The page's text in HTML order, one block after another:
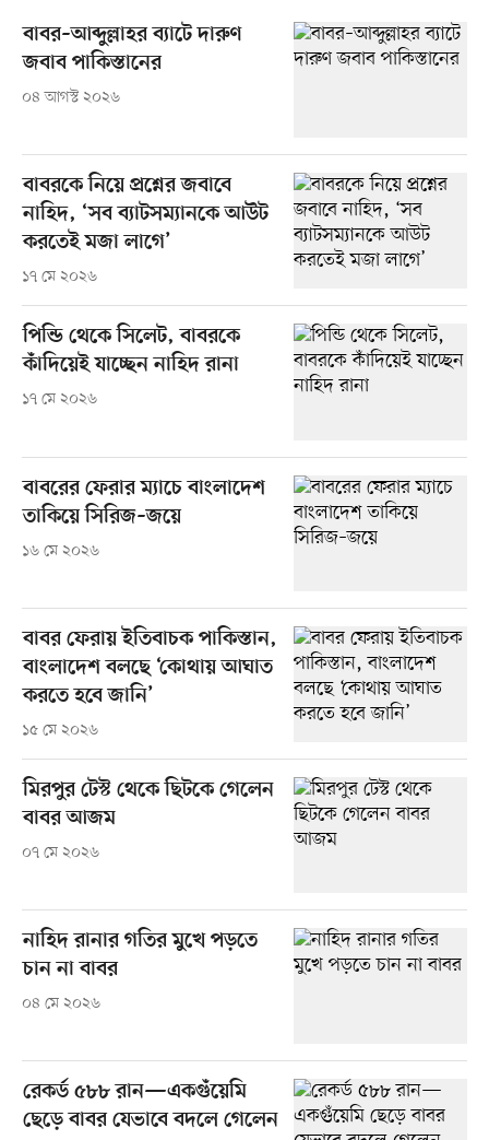
বাবর–আব্দুল্লাহর ব্যাটে দারুণ
জবাব পাকিস্তানের
০৪ আগস্ট ২০২৬
বাবরকে নিয়ে প্রশ্নের জবাবে
নাহিদ, ‘সব ব্যাটসম্যানকে আউট
করতেই মজা লাগে’
১৭ মে ২০২৬
পিন্ডি থেকে সিলেট, বাবরকে
কাঁদিয়েই যাচ্ছেন নাহিদ রানা
১৭ মে ২০২৬
বাবরের ফেরার ম্যাচে বাংলাদেশ
তাকিয়ে সিরিজ–জয়ে
১৬ মে ২০২৬
বাবর ফেরায় ইতিবাচক পাকিস্তান,
বাংলাদেশ বলছে ‘কোথায় আঘাত
করতে হবে জানি’
১৫ মে ২০২৬
মিরপুর টেস্ট থেকে ছিটকে গেলেন
বাবর আজম
০৭ মে ২০২৬
নাহিদ রানার গতির মুখে পড়তে
চান না বাবর
০৪ মে ২০২৬
রেকর্ড ৫৮৮ রান—একগুঁয়েমি
ছেড়ে বাবর যেভাবে বদলে গেলেন